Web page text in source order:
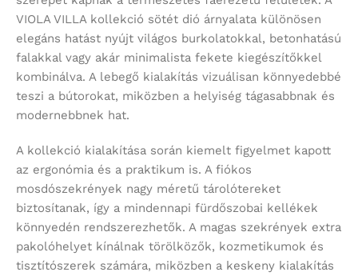
VIOLA VILLA kollekció sötét dió árnyalata különösen
elegáns hatást nyújt világos burkolatokkal, betonhatású
falakkal vagy akár minimalista fekete kiegészítőkkel
kombinálva. A lebegő kialakítás vizuálisan könnyedebbé
teszi a bútorokat, miközben a helyiség tágasabbnak és
modernebbnek hat.
A kollekció kialakítása során kiemelt figyelmet kapott
az ergonómia és a praktikum is. A fiókos
mosdószekrények nagy méretű tárolótereket
biztosítanak, így a mindennapi fürdőszobai kellékek
könnyedén rendszerezhetők. A magas szekrények extra
pakolóhelyet kínálnak törölközők, kozmetikumok és
tisztítószerek számára, miközben a keskeny kialakítás